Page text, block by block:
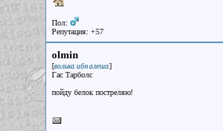
Пол:
Репутация: +57
olmin
[волька ибн алеша]
Гас Тарболс
пойду белок постреляю!